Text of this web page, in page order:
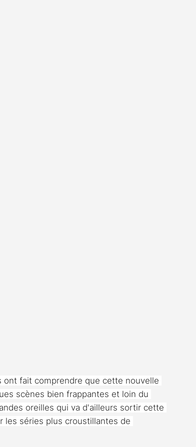
ont fait comprendre que cette nouvelle
scènes bien frappantes et loin du
oreilles qui va d'ailleurs sortir cette
les séries plus croustillantes de